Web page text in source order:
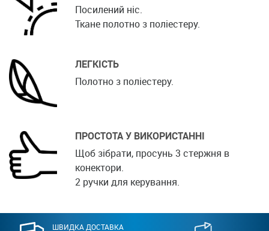
Посилений ніс.
Ткане полотно з поліестеру.
ЛЕГКІСТЬ
Полотно з поліестеру.
ПРОСТОТА У ВИКОРИСТАННІ
Щоб зібрати, просунь 3 стержня в
конектори.
2 ручки для керування.
ШВИДКА ДОСТАВКА